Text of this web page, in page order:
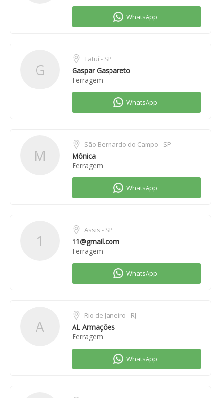
G
Tatuí - SP
Gaspar Gaspareto
Ferragem
M
São Bernardo do Campo - SP
Mônica
Ferragem
1
Assis - SP
11@gmail.com
Ferragem
A
Rio de Janeiro - RJ
AL Armações
Ferragem